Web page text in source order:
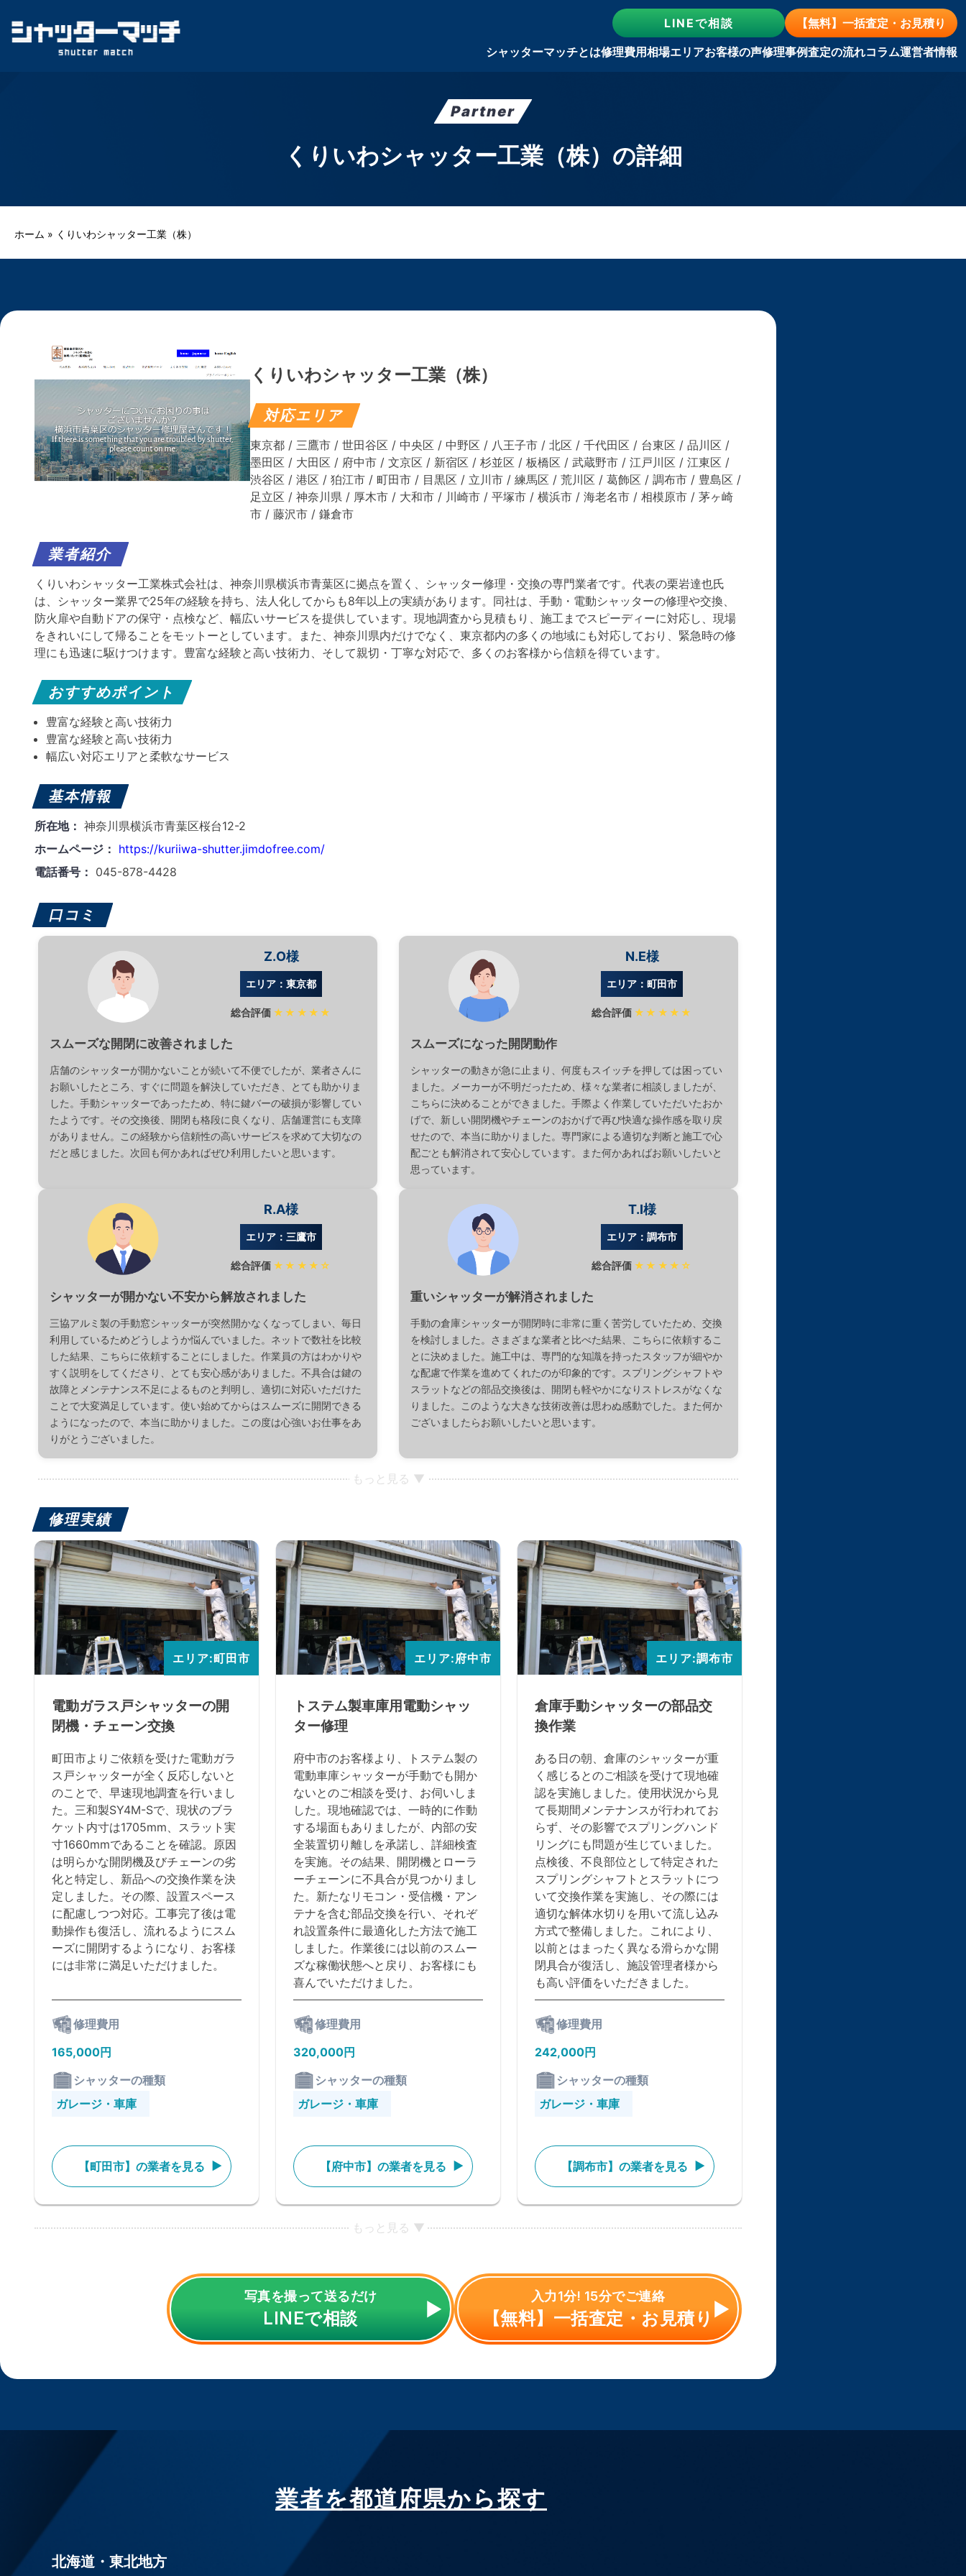
LINEで相談
【無料】一括査定・お見積り
シャッターマッチとは修理費用相場エリアお客様の声修理事例査定の流れコラム運営者情報
Partner
くりいわシャッター工業（株）の詳細
ホーム » くりいわシャッター工業（株）
くりいわシャッター工業（株）
対応エリア
東京都 / 三鷹市 / 世田谷区 / 中央区 / 中野区 / 八王子市 / 北区 / 千代田区 / 台東区 / 品川区 /
墨田区 / 大田区 / 府中市 / 文京区 / 新宿区 / 杉並区 / 板橋区 / 武蔵野市 / 江戸川区 / 江東区 /
渋谷区 / 港区 / 狛江市 / 町田市 / 目黒区 / 立川市 / 練馬区 / 荒川区 / 葛飾区 / 調布市 / 豊島区 /
足立区 / 神奈川県 / 厚木市 / 大和市 / 川崎市 / 平塚市 / 横浜市 / 海老名市 / 相模原市 / 茅ヶ崎
市 / 藤沢市 / 鎌倉市
業者紹介
くりいわシャッター工業株式会社は、神奈川県横浜市青葉区に拠点を置く、シャッター修理・交換の専門業者です。​代表の栗岩達也氏
は、シャッター業界で25年の経験を持ち、法人化してからも8年以上の実績があります。​同社は、手動・電動シャッターの修理や交換、
防火扉や自動ドアの保守・点検など、幅広いサービスを提供しています。​現地調査から見積もり、施工までスピーディーに対応し、現場
をきれいにして帰ることをモットーとしています。​また、神奈川県内だけでなく、東京都内の多くの地域にも対応しており、緊急時の修
理にも迅速に駆けつけます。​豊富な経験と高い技術力、そして親切・丁寧な対応で、多くのお客様から信頼を得ています。​
おすすめポイント
豊富な経験と高い技術力
豊富な経験と高い技術力
幅広い対応エリアと柔軟なサービス
基本情報
所在地： 神奈川県横浜市青葉区桜台12-2
ホームページ： https://kuriiwa-shutter.jimdofree.com/
電話番号： 045-878-4428
口コミ
Z.O様
エリア：東京都
総合評価 ★★★★★
スムーズな開閉に改善されました
店舗のシャッターが開かないことが続いて不便でしたが、業者さんに
お願いしたところ、すぐに問題を解決していただき、とても助かりま
した。手動シャッターであったため、特に鍵バーの破損が影響してい
たようです。その交換後、開閉も格段に良くなり、店舗運営にも支障
がありません。この経験から信頼性の高いサービスを求めて大切なの
だと感じました。次回も何かあればぜひ利用したいと思います。
N.E様
エリア：町田市
総合評価 ★★★★★
スムーズになった開閉動作
シャッターの動きが急に止まり、何度もスイッチを押しては困ってい
ました。メーカーが不明だったため、様々な業者に相談しましたが、
こちらに決めることができました。手際よく作業していただいたおか
げで、新しい開閉機やチェーンのおかげで再び快適な操作感を取り戻
せたので、本当に助かりました。専門家による適切な判断と施工で心
配ごとも解消されて安心しています。また何かあればお願いしたいと
思っています。
R.A様
エリア：三鷹市
総合評価 ★★★★☆
シャッターが開かない不安から解放されました
三協アルミ製の手動窓シャッターが突然開かなくなってしまい、毎日
利用しているためどうしようか悩んでいました。ネットで数社を比較
した結果、こちらに依頼することにしました。作業員の方はわかりや
すく説明をしてくださり、とても安心感がありました。不具合は鍵の
故障とメンテナンス不足によるものと判明し、適切に対応いただけた
ことで大変満足しています。使い始めてからはスムーズに開閉できる
ようになったので、本当に助かりました。この度は心強いお仕事をあ
りがとうございました。
T.I様
エリア：調布市
総合評価 ★★★★☆
重いシャッターが解消されました
手動の倉庫シャッターが開閉時に非常に重く苦労していたため、交換
を検討しました。さまざまな業者と比べた結果、こちらに依頼するこ
とに決めました。施工中は、専門的な知識を持ったスタッフが細やか
な配慮で作業を進めてくれたのが印象的です。スプリングシャフトや
スラットなどの部品交換後は、開閉も軽やかになりストレスがなくな
りました。このような大きな技術改善は思わぬ感動でした。また何か
ございましたらお願いしたいと思います。
もっと見る ▼
修理実績
エリア:町田市
電動ガラス戸シャッターの開
閉機・チェーン交換
町田市よりご依頼を受けた電動ガラ
ス戸シャッターが全く反応しないと
のことで、早速現地調査を行いまし
た。三和製SY4M-Sで、現状のブラ
ケット内寸は1705mm、スラット実
寸1660mmであることを確認。原因
は明らかな開閉機及びチェーンの劣
化と特定し、新品への交換作業を決
定しました。その際、設置スペース
に配慮しつつ対応。工事完了後は電
動操作も復活し、流れるようにスム
ーズに開閉するようになり、お客様
には非常に満足いただけました。
修理費用
165,000円
シャッターの種類
ガレージ・車庫
【町田市】の業者を見る
エリア:府中市
トステム製車庫用電動シャッ
ター修理
府中市のお客様より、トステム製の
電動車庫シャッターが手動でも開か
ないとのご相談を受け、お伺いしま
した。現地確認では、一時的に作動
する場面もありましたが、内部の安
全装置切り離しを承諾し、詳細検査
を実施。その結果、開閉機とローラ
ーチェーンに不具合が見つかりまし
た。新たなリモコン・受信機・アン
テナを含む部品交換を行い、それぞ
れ設置条件に最適化した方法で施工
しました。作業後には以前のスムー
ズな稼働状態へと戻り、お客様にも
喜んでいただけました。
修理費用
320,000円
シャッターの種類
ガレージ・車庫
【府中市】の業者を見る
エリア:調布市
倉庫手動シャッターの部品交
換作業
ある日の朝、倉庫のシャッターが重
く感じるとのご相談を受けて現地確
認を実施しました。使用状況から見
て長期間メンテナンスが行われてお
らず、その影響でスプリングハンド
リングにも問題が生じていました。
点検後、不良部位として特定された
スプリングシャフトとスラットにつ
いて交換作業を実施し、その際には
適切な解体水切りを用いて流し込み
方式で整備しました。これにより、
以前とはまったく異なる滑らかな開
閉具合が復活し、施設管理者様から
も高い評価をいただきました。
修理費用
242,000円
シャッターの種類
ガレージ・車庫
【調布市】の業者を見る
もっと見る ▼
写真を撮って送るだけ
LINEで相談
入力1分! 15分でご連絡
【無料】一括査定・お見積り
業者を都道府県から探す
北海道・東北地方